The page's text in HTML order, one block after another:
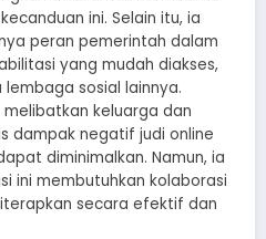
ini. Selain itu, ia
peran pemerintah dalam
yang mudah diakses,
sosial lainnya.
keluarga dan
dampak negatif judi online
diminimalkan. Namun, ia
ini membutuhkan kolaborasi
secara efektif dan